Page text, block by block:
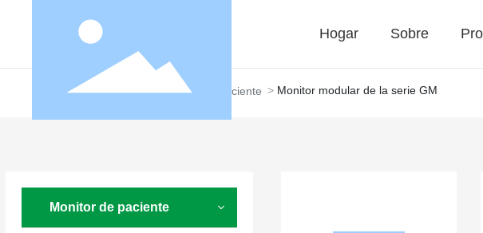
Hogar Sobre
Inicio Productos Monitor de paciente Monitor modular de la serie GM
Monitor de paciente